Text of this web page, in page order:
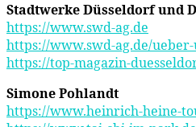
Stadtwerke Düsseldorfund
https://www.swd-ag.de
https://www.swd-ag.de/
https://top-magazin-
Simone Pohlandt
https://www.heinrich-heine-